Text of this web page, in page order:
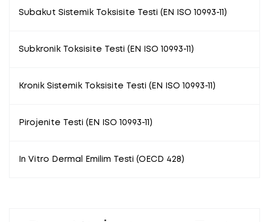
Subakut Sistemik Toksisite Testi (EN ISO 10993-11)
Subkronik Toksisite Testi (EN ISO 10993-11)
Kronik Sistemik Toksisite Testi (EN ISO 10993-11)
Pirojenite Testi (EN ISO 10993-11)
In Vitro Dermal Emilim Testi (OECD 428)